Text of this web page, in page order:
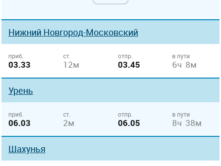
Нижний Новгород-Московский
приб.
03.33
ст.
12м
отпр.
03.45
в пути
6ч 8м
Урень
приб.
06.03
ст.
2м
отпр.
06.05
в пути
8ч 38м
Шахунья